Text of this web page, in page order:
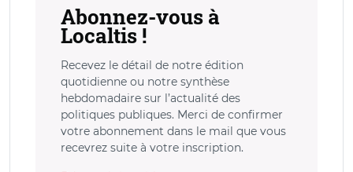
Abonnez-vous à
Localtis !
Recevez le détail de notre édition
quotidienne ou notre synthèse
hebdomadaire sur l’actualité des
politiques publiques. Merci de confirmer
votre abonnement dans le mail que vous
recevrez suite à votre inscription.